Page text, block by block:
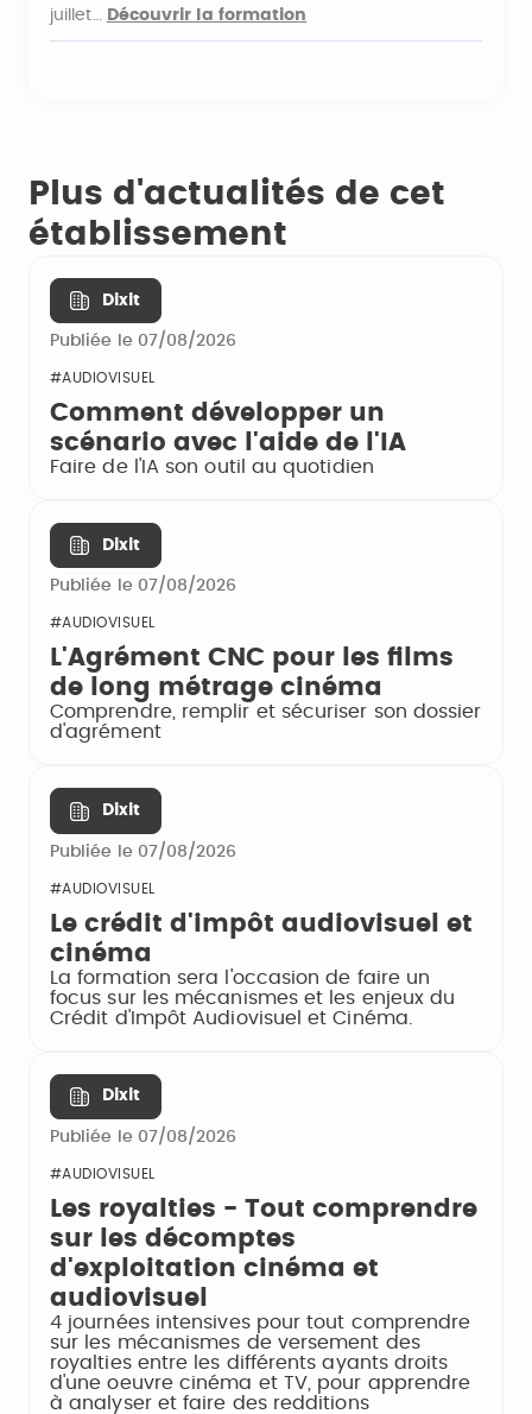
juillet… Découvrir la formation
Plus d'actualités de cet
établissement
Dixit
Publiée le 07/08/2026
#AUDIOVISUEL
Comment développer un
scénario avec l'aide de l'IA
Faire de l'IA son outil au quotidien
Dixit
Publiée le 07/08/2026
#AUDIOVISUEL
L'Agrément CNC pour les films
de long métrage cinéma
Comprendre, remplir et sécuriser son dossier
d'agrément
Dixit
Publiée le 07/08/2026
#AUDIOVISUEL
Le crédit d'impôt audiovisuel et
cinéma
La formation sera l'occasion de faire un
focus sur les mécanismes et les enjeux du
Crédit d'Impôt Audiovisuel et Cinéma.
Dixit
Publiée le 07/08/2026
#AUDIOVISUEL
Les royalties - Tout comprendre
sur les décomptes
d'exploitation cinéma et
audiovisuel
4 journées intensives pour tout comprendre
sur les mécanismes de versement des
royalties entre les différents ayants droits
d'une oeuvre cinéma et TV, pour apprendre
à analyser et faire des redditions